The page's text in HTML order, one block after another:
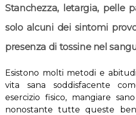
Stanchezza, letargia, pelle
solo alcuni dei sintomi
presenza di tossine nel
Esistono molti metodi e
vita sana soddisfacente
esercizio fisico, mangiare
nonostante tutte queste